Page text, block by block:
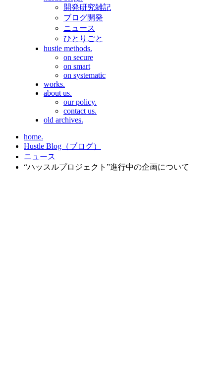
開発研究雑記
ブログ開発
ニュース
ひとりごと
hustle methods.
on secure
on smart
on systematic
works.
about us.
our policy.
contact us.
old archives.
home.
Hustle Blog（ブログ）
ニュース
“ハッスルプロジェクト”進行中の企画について